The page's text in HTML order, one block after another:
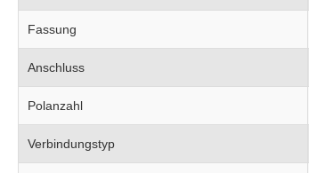
Fassung
Anschluss
Polanzahl
Verbindungstyp